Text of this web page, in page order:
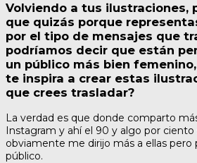
Volviendo a tus ilustraciones,
que quizás porque
por el tipo de mensajes que
podríamos decir que están
un público más bien
te inspira a crear estas
que crees trasladar?
La verdad es que donde comparto
Instagram y ahí el 90 y algo por
obviamente me dirijo más a ellas pero
público.